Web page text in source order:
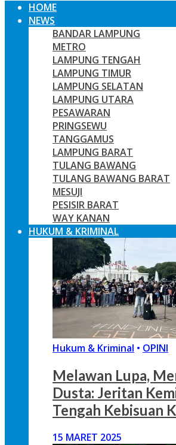
HOME
NEWS
BANDAR LAMPUNG
METRO
LAMPUNG TENGAH
LAMPUNG TIMUR
LAMPUNG SELATAN
LAMPUNG UTARA
PESAWARAN
PRINGSEWU
TANGGAMUS
LAMPUNG BARAT
TULANG BAWANG
TULANG BAWANG BARAT
MESUJI
PESISIR BARAT
WAY KANAN
HUKUM & KRIMINAL
Hukum & Kriminal • OPINI
Melawan Lupa,
Dusta: Jeritan
Tengah Kebisuan
15 MARET 2025